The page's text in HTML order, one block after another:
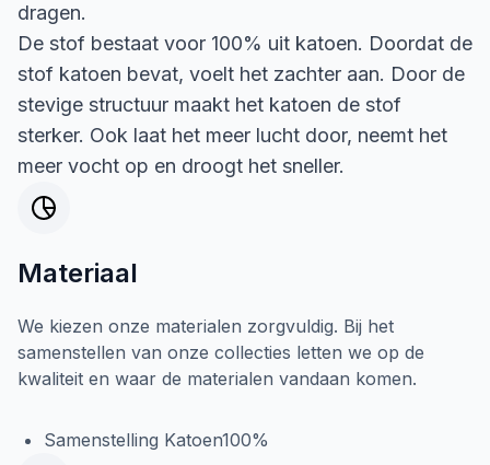
dragen.
De stof bestaat voor 100% uit katoen. Doordat de
stof katoen bevat, voelt het zachter aan. Door de
stevige structuur maakt het katoen de stof
sterker. Ook laat het meer lucht door, neemt het
meer vocht op en droogt het sneller.
Materiaal
We kiezen onze materialen zorgvuldig. Bij het
samenstellen van onze collecties letten we op de
kwaliteit en waar de materialen vandaan komen.
Samenstelling Katoen100%